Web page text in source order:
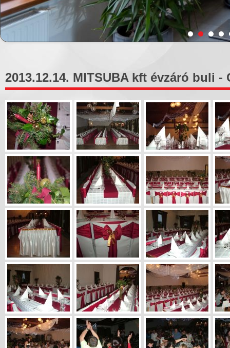
2013.12.14. MITSUBA kft évzáró buli -